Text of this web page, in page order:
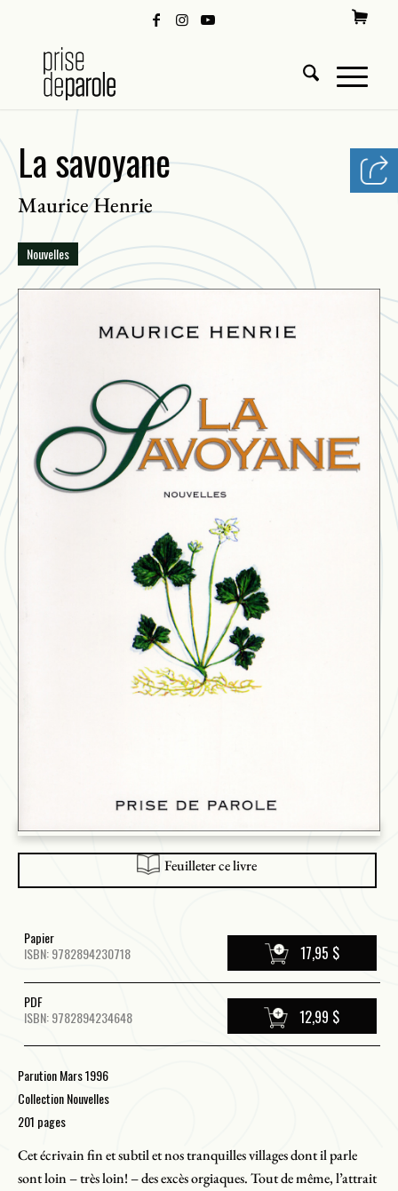
La savoyane
Maurice Henrie
Nouvelles
Feuilleter ce livre
Papier
ISBN: 9782894230718
17,95 $
PDF
ISBN: 9782894234648
12,99 $
Parution Mars 1996
Collection Nouvelles
201 pages
Cet écrivain ﬁn et subtil et nos tranquilles villages dont il parle
sont loin – très loin! – des excès orgiaques. Tout de même, l’attrait